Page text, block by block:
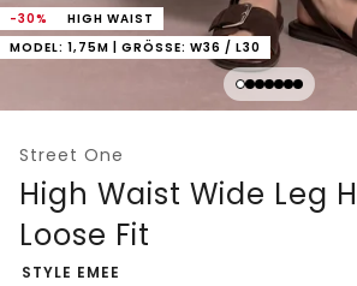
-30%
HIGH WAIST
MODEL: 1,75M | GRÖSSE: W36 / L30
Street One
High Waist Wide Leg
Loose Fit
-
STYLE EMEE